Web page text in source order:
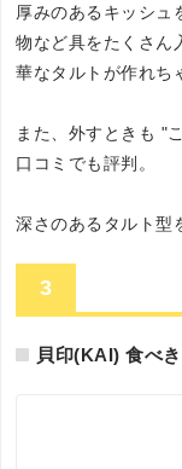
厚みのあるキッシュ
物など具をたくさん
華なタルトが作れち
また、外すときも "
口コミでも評判。
深さのあるタルト型
3
貝印(KAI) 食べ